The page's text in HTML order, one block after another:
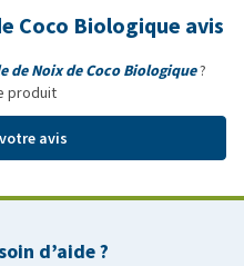
Coco Biologique avis
de Noix de Coco Biologique?
produit
avis
d’aide ?